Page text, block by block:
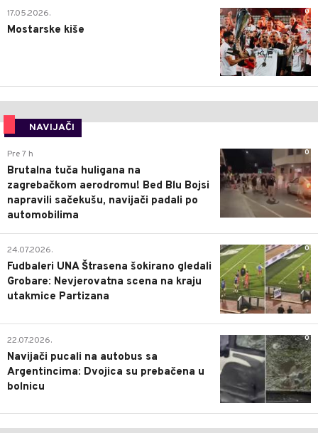
0
17.05.2026.
Mostarske kiše
NAVIJAČI
0
Pre 7 h
Brutalna tuča huligana na
zagrebačkom aerodromu! Bed Blu Bojsi
napravili sačekušu, navijači padali po
automobilima
0
24.07.2026.
Fudbaleri UNA Štrasena šokirano gledali
Grobare: Nevjerovatna scena na kraju
utakmice Partizana
0
22.07.2026.
Navijači pucali na autobus sa
Argentincima: Dvojica su prebačena u
bolnicu